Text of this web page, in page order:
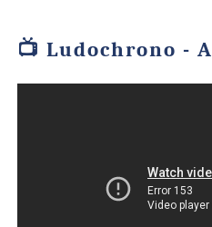
Organícelo en su ciudad
— descripción del editor
Ludochrono -